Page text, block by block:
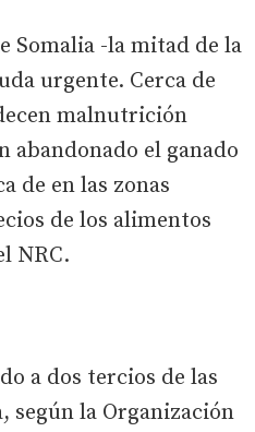
Somalia -la mitad de la
urgente. Cerca de
malnutrición
abandonado el ganado
de en las zonas
de los alimentos
NRC.
a dos tercios de las
según la Organización